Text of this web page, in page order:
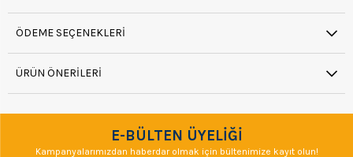
ÖDEME SEÇENEKLERI
ÜRÜN ÖNERILERI
E-BÜLTEN ÜYELİĞİ
Kampanyalarımızdan haberdar olmak için bültenimize kayıt olun!